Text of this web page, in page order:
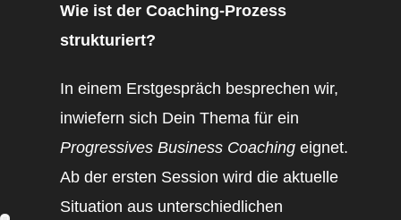
Wie ist der Coaching-Prozess
strukturiert?
In einem Erstgespräch besprechen wir,
inwiefern sich Dein Thema für ein
Progressives Business Coaching eignet.
Ab der ersten Session wird die aktuelle
Situation aus unterschiedlichen